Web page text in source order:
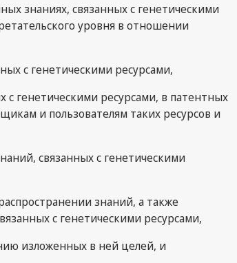
знаниях, связанных с генетическими
уровня в отношении
с генетическими ресурсами,
генетическими ресурсами, в патентных
и пользователям таких ресурсов и
связанных с генетическими
знаний, а также
с генетическими ресурсами,
изложенных в ней целей, и